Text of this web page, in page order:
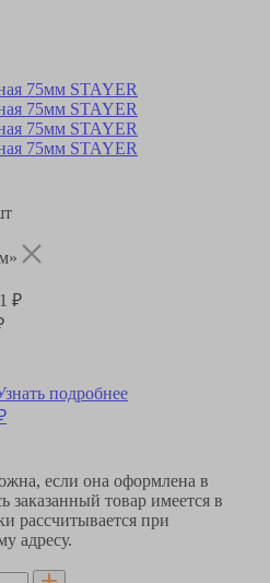
₽
подробнее
если она оформлена в
заказанный товар имеется в
рассчитывается при
адресу.